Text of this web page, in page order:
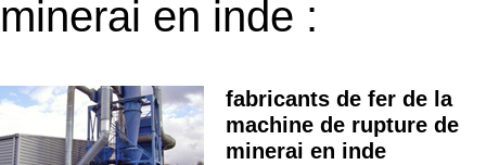
minerai en inde :
fabricants de fer de la
machine de rupture de
minerai en inde